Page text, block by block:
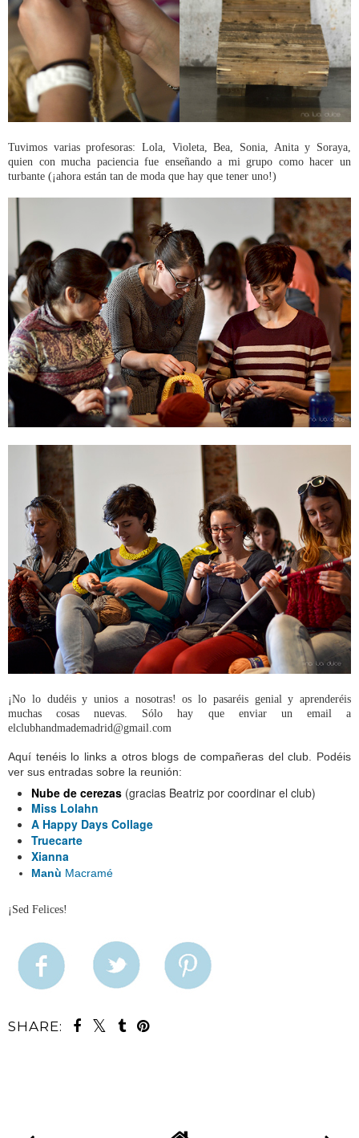
Tuvimos varias profesoras: Lola, Violeta, Bea, Sonia, Anita y Soraya,
quien con mucha paciencia fue enseñando a mi grupo como hacer un
turbante (¡ahora están tan de moda que hay que tener uno!)
¡No lo dudéis y unios a nosotras! os lo pasaréis genial y aprenderéis
muchas cosas nuevas. Sólo hay que enviar un email a
elclubhandmademadrid@gmail.com
Aquí tenéis lo links a otros blogs de compañeras del club. Podéis
ver sus entradas sobre la reunión:
Nube de cerezas(gracias Beatriz por coordinar el club)
Miss Lolahn
A Happy Days Collage
Truecarte
Xianna
Manù Macramé
¡Sed Felices!
SHARE: